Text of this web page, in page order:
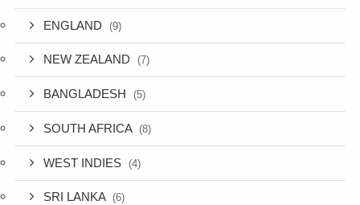
ENGLAND (9)
NEW ZEALAND (7)
BANGLADESH (5)
SOUTH AFRICA (8)
WEST INDIES (4)
SRI LANKA (6)